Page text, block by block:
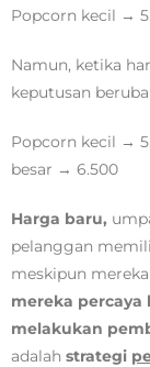
Popcorn kecil →
Namun, ketika
keputusan
Popcorn kecil →
besar → 6.500
Harga baru,
pelanggan
meskipun
mereka
melakukan
adalah strategi